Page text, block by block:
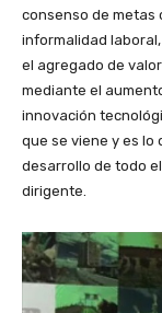
consenso de metas
informalidad
el agregado de
mediante el
innovación
que se viene y es lo
desarrollo de todo
dirigente.